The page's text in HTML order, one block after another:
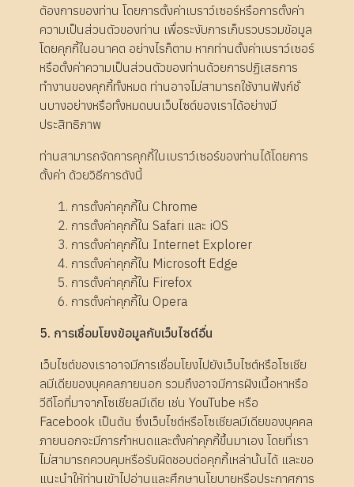
ต้องการของท่าน โดยการตั้งค่าเบราว์เซอร์หรือการตั้งค่า
ความเป็นส่วนตัวของท่าน เพื่อระงับการเก็บรวบรวมข้อมูล
โดยคุกกี้ในอนาคต อย่างไรก็ตาม หากท่านตั้งค่าเบราว์เซอร์
หรือตั้งค่าความเป็นส่วนตัวของท่านด้วยการปฏิเสธการ
ทำงานของคุกกี้ทั้งหมด ท่านอาจไม่สามารถใช้งานฟังก์ชั่
นบางอย่างหรือทั้งหมดบนเว็บไซต์ของเราได้อย่างมี
ประสิทธิภาพ
ท่านสามารถจัดการคุกกี้ในเบราว์เซอร์ของท่านได้โดยการ
ตั้งค่า ด้วยวิธีการดังนี้
การตั้งค่าคุกกี้ใน Chrome
การตั้งค่าคุกกี้ใน Safari และ iOS
การตั้งค่าคุกกี้ใน Internet Explorer
การตั้งค่าคุกกี้ใน Microsoft Edge
การตั้งค่าคุกกี้ใน Firefox
การตั้งค่าคุกกี้ใน Opera
5. การเชื่อมโยงข้อมูลกับเว็บไซต์อื่น
เว็บไซต์ของเราอาจมีการเชื่อมโยงไปยังเว็บไซต์หรือโซเชีย
ลมีเดียของบุคคลภายนอก รวมถึงอาจมีการฝังเนื้อหาหรือ
วีดีโอที่มาจากโซเชียลมีเดีย เช่น YouTube หรือ
Facebook เป็นต้น ซึ่งเว็บไซต์หรือโซเชียลมีเดียของบุคคล
ภายนอกจะมีการกำหนดและตั้งค่าคุกกี้ขึ้นมาเอง โดยที่เรา
ไม่สามารถควบคุมหรือรับผิดชอบต่อคุกกี้เหล่านั้นได้ และขอ
แนะนำให้ท่านเข้าไปอ่านและศึกษานโยบายหรือประกาศการ